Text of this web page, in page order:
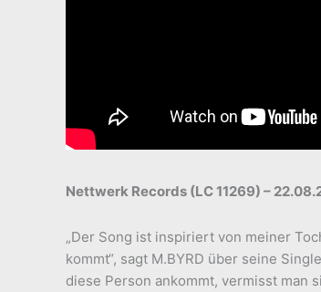
Nettwerk Records (LC 11269) –
„Der Song ist inspiriert von meiner
kommt“, sagt M.BYRD über seine
diese Person ankommt, vermisst man